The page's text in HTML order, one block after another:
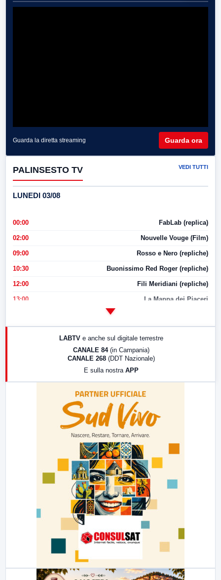
Guarda la diretta streaming Guarda ora
PALINSESTO TV VEDI TUTTI
LUNEDI 03/08
00:00 FabLab (replica)
02:00 Nouvelle Vouge (Film)
09:00 Rosso e Nero (repliche)
10:30 Buonissimo Red Roger (repliche)
12:00 Fili Meridiani (repliche)
13:00 La Mappa dei Piaceri
LABTV e anche sul digitale terrestre
CANALE 84 (in Campania)
CANALE 268 (DDT Nazionale)
E sulla nostra APP